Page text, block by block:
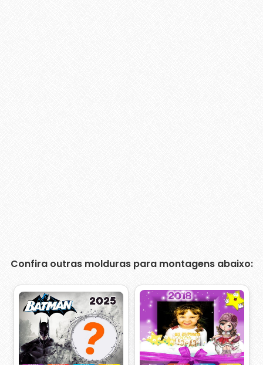
Confira outras molduras para montagens abaixo: